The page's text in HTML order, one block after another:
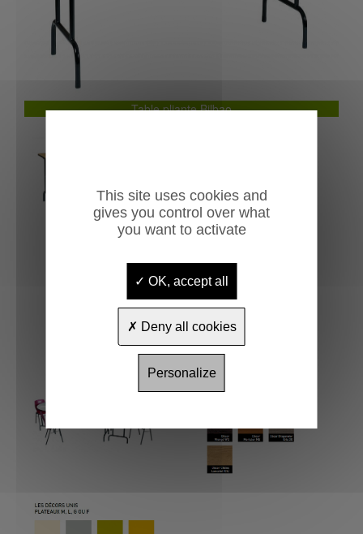
Table pliante Bilbao Table
This site uses cookies and
gives you control over what
you want to activate
OK, accept all
Deny all cookies
Personalize